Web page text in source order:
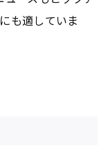
も適していま